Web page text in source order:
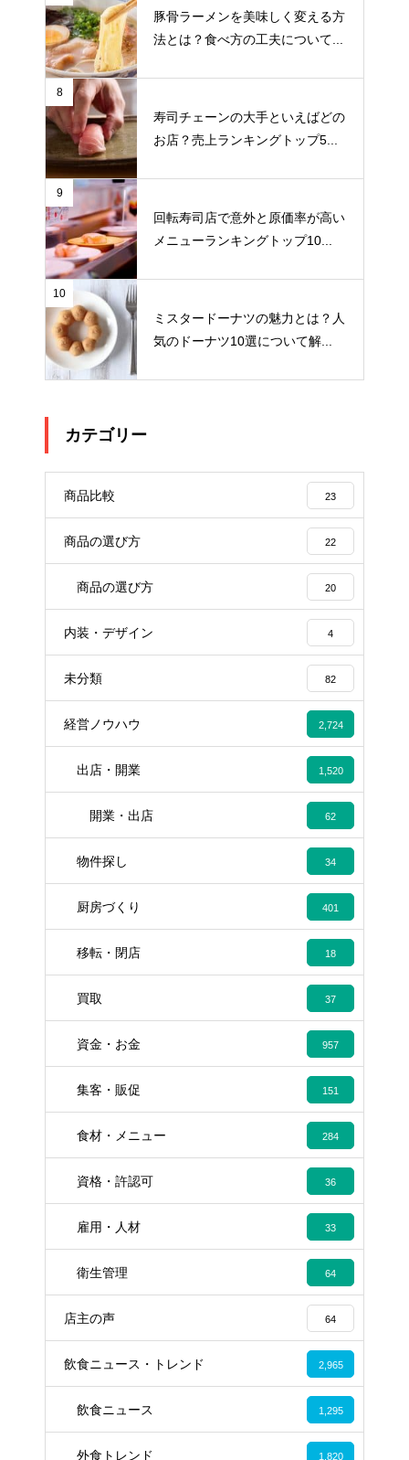
豚骨ラーメンを美味しく変える方
法とは？食べ方の工夫について...
8
寿司チェーンの大手といえばどの
お店？売上ランキングトップ5...
9
回転寿司店で意外と原価率が高い
メニューランキングトップ10...
10
ミスタードーナツの魅力とは？人
気のドーナツ10選について解...
カテゴリー
商品比較 23
商品の選び方 22
商品の選び方 20
内装・デザイン 4
未分類 82
経営ノウハウ 2,724
出店・開業 1,520
開業・出店 62
物件探し 34
厨房づくり 401
移転・閉店 18
買取 37
資金・お金 957
集客・販促 151
食材・メニュー 284
資格・許認可 36
雇用・人材 33
衛生管理 64
店主の声 64
飲食ニュース・トレンド 2,965
飲食ニュース 1,295
外食トレンド 1,820